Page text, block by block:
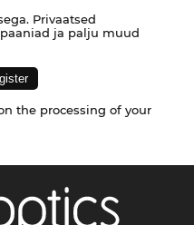
Privaatsed
ja palju muud
the processing of your